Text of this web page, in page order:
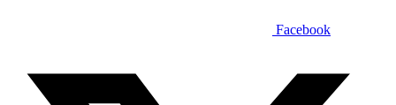
Facebook